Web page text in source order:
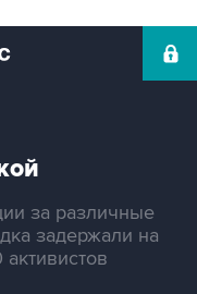
за различные
задержали на